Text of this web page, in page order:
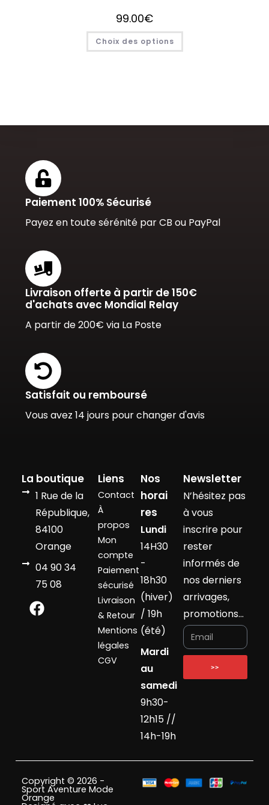
99.00€
Choix des options
Paiement 100% Sécurisé
Payez en toute sérénité par CB ou PayPal
Livraison offerte à partir de 150€
d'achats avec Mondial Relay
A partir de 200€ via La Poste
Satisfait ou remboursé
Vous avez 14 jours pour changer d'avis
La boutique
1 Rue de la
République,
84100
Orange
04 90 34
75 08
Liens
Contact
À
propos
Mon
compte
Paiement
sécurisé
Livraison
& Retour
Mentions
légales
CGV
Nos
horai
res
Lundi
14H30
-
18h30
(hiver)
/ 19h
(été)
Mardi
au
samedi
9h30-
12h15 //
14h-19h
Newsletter
N’hésitez pas
à vous
inscrire pour
rester
informés de
nos derniers
arrivages,
promotions…
>>
Copyright © 2026 -
Sport Aventure Mode
Orange